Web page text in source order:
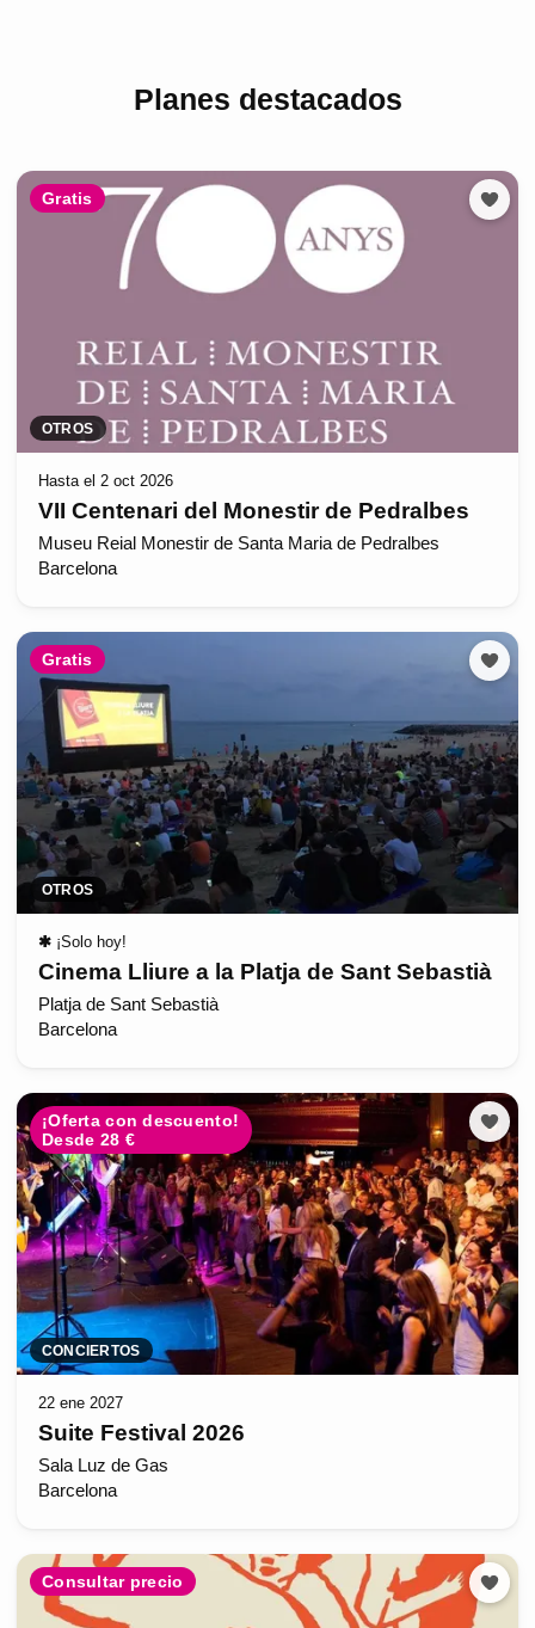
Planes destacados
Gratis
OTROS
Hasta el 2 oct 2026
VII Centenari del Monestir de Pedralbes
Museu Reial Monestir de Santa Maria de Pedralbes
Barcelona
Gratis
OTROS
✱ ¡Solo hoy!
Cinema Lliure a la Platja de Sant Sebastià
Platja de Sant Sebastià
Barcelona
¡Oferta con descuento!
Desde 28 €
CONCIERTOS
22 ene 2027
Suite Festival 2026
Sala Luz de Gas
Barcelona
Consultar precio